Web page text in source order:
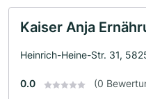
Kaiser Anja
Heinrich-Heine-Str. 31,
0.0 (0